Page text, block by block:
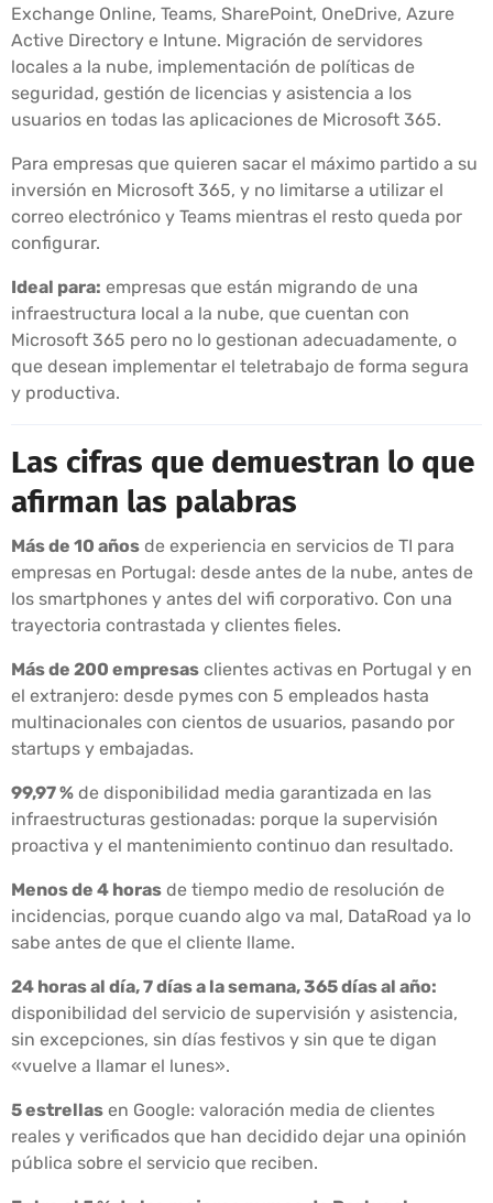
Exchange Online, Teams, SharePoint, OneDrive, Azure
Active Directory e Intune. Migración de servidores
locales a la nube, implementación de políticas de
seguridad, gestión de licencias y asistencia a los
usuarios en todas las aplicaciones de Microsoft 365.
Para empresas que quieren sacar el máximo partido a su
inversión en Microsoft 365, y no limitarse a utilizar el
correo electrónico y Teams mientras el resto queda por
configurar.
Ideal para: empresas que están migrando de una
infraestructura local a la nube, que cuentan con
Microsoft 365 pero no lo gestionan adecuadamente, o
que desean implementar el teletrabajo de forma segura
y productiva.
Las cifras que demuestran lo que
afirman las palabras
Más de 10 años de experiencia en servicios de TI para
empresas en Portugal: desde antes de la nube, antes de
los smartphones y antes del wifi corporativo. Con una
trayectoria contrastada y clientes fieles.
Más de 200 empresas clientes activas en Portugal y en
el extranjero: desde pymes con 5 empleados hasta
multinacionales con cientos de usuarios, pasando por
startups y embajadas.
99,97 % de disponibilidad media garantizada en las
infraestructuras gestionadas: porque la supervisión
proactiva y el mantenimiento continuo dan resultado.
Menos de 4 horas de tiempo medio de resolución de
incidencias, porque cuando algo va mal, DataRoad ya lo
sabe antes de que el cliente llame.
24 horas al día, 7 días a la semana, 365 días al año:
disponibilidad del servicio de supervisión y asistencia,
sin excepciones, sin días festivos y sin que te digan
«vuelve a llamar el lunes».
5 estrellas en Google: valoración media de clientes
reales y verificados que han decidido dejar una opinión
pública sobre el servicio que reciben.